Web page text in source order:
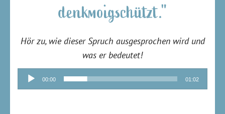
denkmoigschützt."
Hör zu, wie dieser Spruch ausgesprochen wird und
was er bedeutet!
Audio-
Player
00:00 01:02